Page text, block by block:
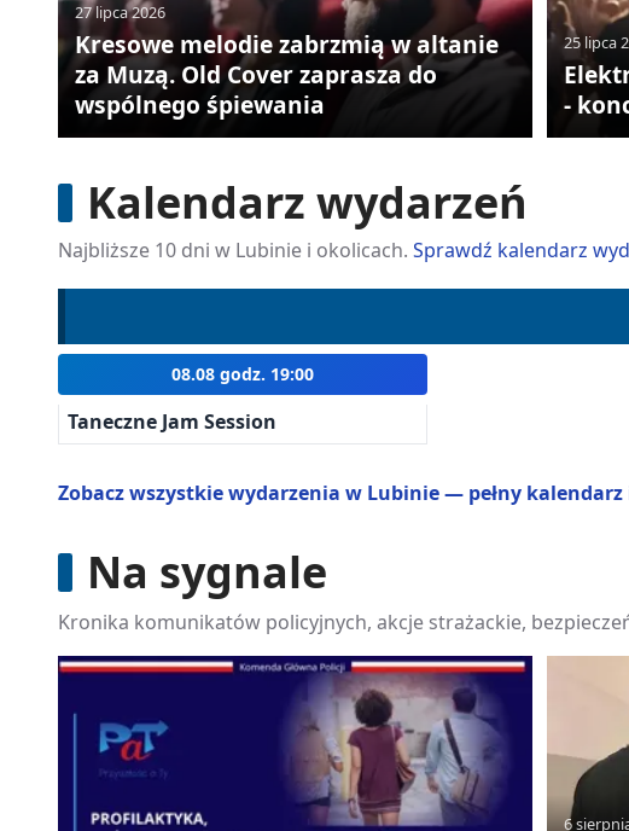
27 lipca 2026
Kresowe melodie zabrzmią w altanie
za Muzą. Old Cover zaprasza do
wspólnego śpiewania
25 lipca
-
Kalendarz wydarzeń
Najbliższe 10 dni w Lubinie i okolicach. Sprawdź kalendarz
08.08 godz. 19:00
Taneczne Jam Session
Zobacz wszystkie wydarzenia w Lubinie — pełny
Na sygnale
Kronika komunikatów policyjnych, akcje strażackie,
6